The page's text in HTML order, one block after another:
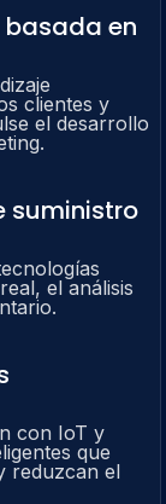
basada en
clientes y
el desarrollo
suministro
el análisis
con IoT y
que
reduzcan el